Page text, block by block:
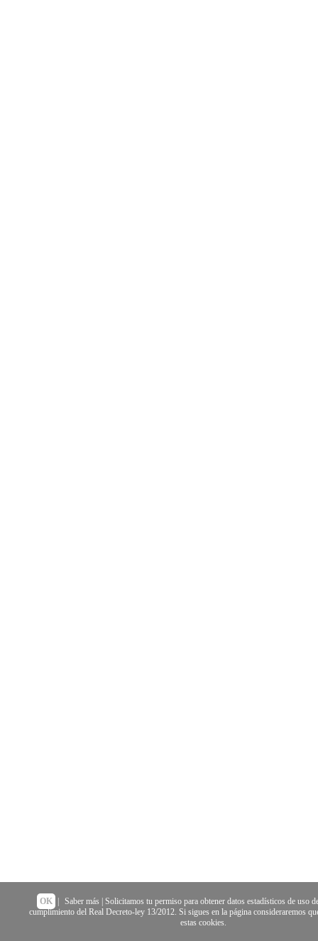
OK Saber más | Solicitamos tu permiso para obtener datos estadísticos de uso
cumplimiento del Real Decreto-ley 13/2012. Si sigues en la página consideraremos
estas cookies.